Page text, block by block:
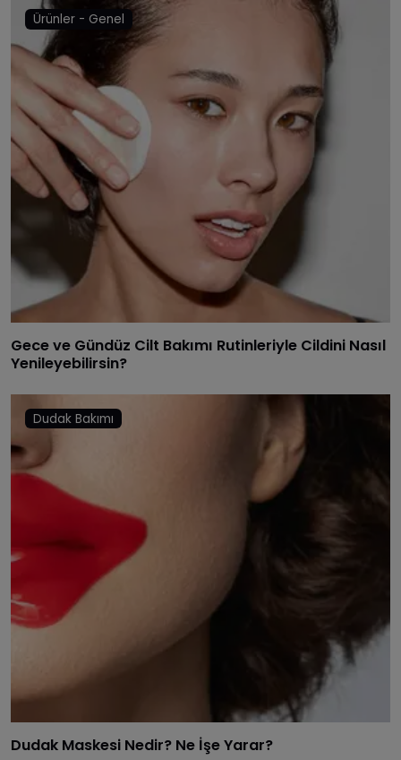
Ürünler - Genel
Gece ve Gündüz Cilt Bakımı Rutinleriyle Cildini Nasıl
Yenileyebilirsin?
Dudak Bakımı
Dudak Maskesi Nedir? Ne İşe Yarar?